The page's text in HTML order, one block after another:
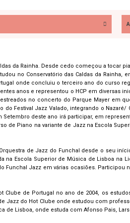
da Rainha. Desde cedo começou a tocar
no Conservatório das Caldas da
onde concluiu o terceiro ano do curso
anos e representou o HCP em diversas
no concerto do Parque Mayer em
do Festival Jazz Valado, integrando o
Setembro deste ano irá participar, em
de Piano na variante de Jazz na Escola
de Jazz do Funchal desde o seu
na Escola Superior de Música de Lisboa
Jazz em várias ocasiões.
Clube de Portugal no ano de 2004, os
Jazz do Hot Clube onde estudou com
Lisboa, onde estuda com Afonso Pais,